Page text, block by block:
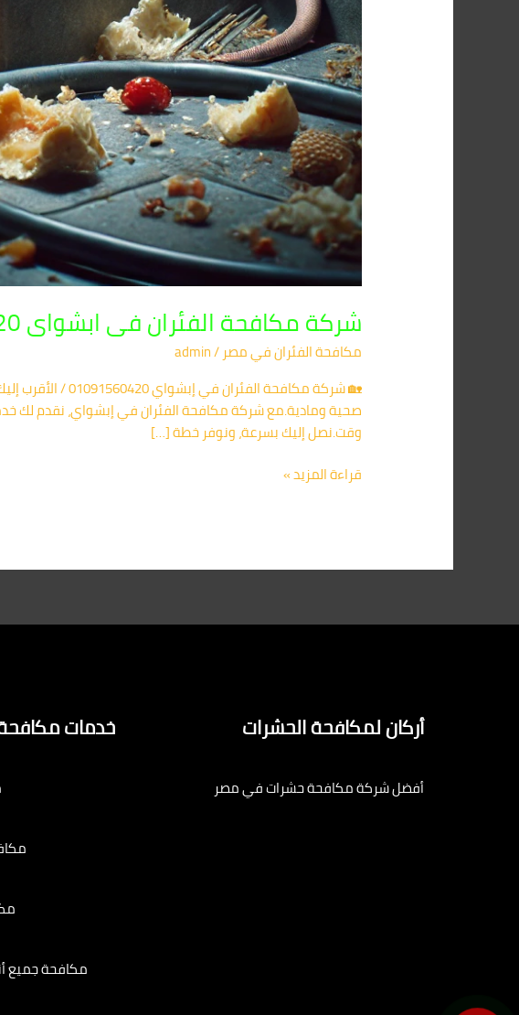
شركة مكافحة الفئران فى ابشواى 01091560420 / الأقرب اليك
مكافحة الفئران​ في مصر /
admin
🏡 شركة مكافحة
صحية ومادية.مع شركة مكافحة الفئران في إبشواي، نقدم لك
وقت.نصل إليك بسرعة، ونوفر خطة […]
قراءة المزيد »
أركان لمكافحة الحشرات
أفضل شركة مكافحة حشرات في مصر
خدمات
مكافحة جميع